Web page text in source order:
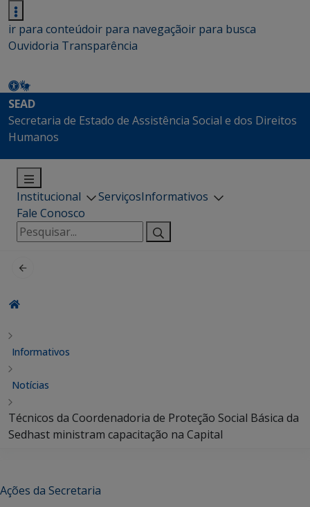
ir para conteúdoir para navegaçãoir para busca
Ouvidoria Transparência
SEAD
Secretaria de Estado de Assistência Social e dos Direitos
Humanos
Institucional ServiçosInformativos
Fale Conosco
Pesquisar
por:
Informativos
Notícias
Técnicos da Coordenadoria de Proteção Social Básica da
Sedhast ministram capacitação na Capital
Ações da Secretaria